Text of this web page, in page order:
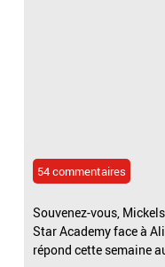
54 commentaires
Souvenez-vous,
Star Academy face à
répond cette semaine